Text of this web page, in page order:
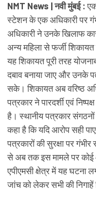
NMT News | नवी मुंबई :
स्टेशन के एक अधिकारी पर
अधिकारी ने उनके खिलाफ
अन्य महिला से फर्जी
यह शिकायत पूरी तरह
दबाव बनाया जाए और उनके
सके। शिकायत अब वरिष्ठ
पत्रकार ने पारदर्शी एवं
है। स्थानीय पत्रकार
कहा है कि यदि आरोप सही
पत्रकारों की सुरक्षा पर
से अब तक इस मामले पर कोई
एपीएमसी क्षेत्र में यह घटना
जांच को लेकर सभी की निगाहें